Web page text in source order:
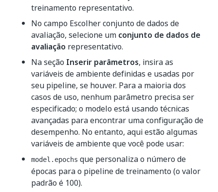
treinamento representativo.
No campo Escolher conjunto de dados de
avaliação, selecione um conjunto de dados de
avaliação representativo.
Na seção Inserir parâmetros, insira as
variáveis de ambiente definidas e usadas por
seu pipeline, se houver. Para a maioria dos
casos de uso, nenhum parâmetro precisa ser
especificado; o modelo está usando técnicas
avançadas para encontrar uma configuração de
desempenho. No entanto, aqui estão algumas
variáveis de ambiente que você pode usar:
model.epochs que personaliza o número de
épocas para o pipeline de treinamento (o valor
padrão é 100).